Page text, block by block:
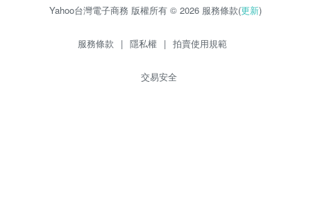
Yahoo台灣電子商務 版權所有 © 2026 服務條款(更新)
服務條款 | 隱私權 | 拍賣使用規範
交易安全